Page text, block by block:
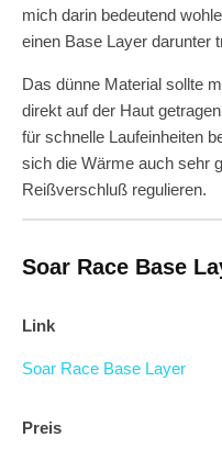
mich darin bedeutend
einen Base Layer darunter
Das dünne Material sollte
direkt auf der Haut
für schnelle Laufeinheiten
sich die Wärme auch sehr
Reißverschluß regulieren.
Soar Race Base
Link
Soar Race Base Layer
Preis